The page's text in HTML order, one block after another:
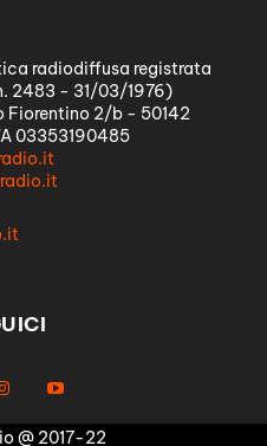
radiodiffusa registrata
2483 - 31/03/1976)
Fiorentino 2/b - 50142
03353190485
@ 2017-22